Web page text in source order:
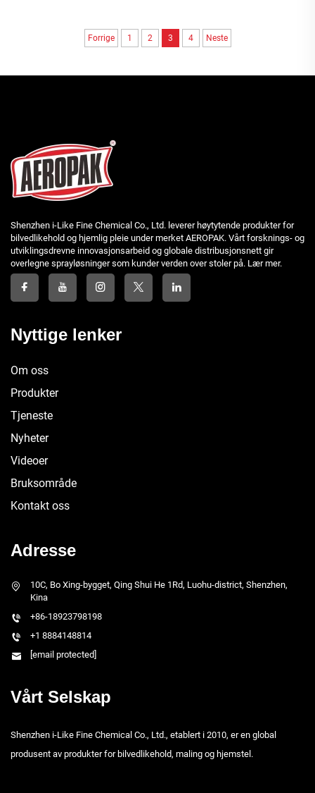
Forrige 1 2 3 4 Neste
Shenzhen i-Like Fine Chemical Co., Ltd. leverer høytytende produkter for
bilvedlikehold og hjemlig pleie under merket AEROPAK. Vårt forsknings- og
utviklingsdrevne innovasjonsarbeid og globale distribusjonsnett gir
overlegne sprayløsninger som kunder verden over stoler på. Lær mer.
Nyttige lenker
Om oss
Produkter
Tjeneste
Nyheter
Videoer
Bruksområde
Kontakt oss
Adresse
10C, Bo Xing-bygget, Qing Shui He 1Rd, Luohu-district, Shenzhen,
Kina
+86-18923798198
+1 8884148814
[email protected]
Vårt Selskap
Shenzhen i-Like Fine Chemical Co., Ltd., etablert i 2010, er en global
produsent av produkter for bilvedlikehold, maling og hjemstel.